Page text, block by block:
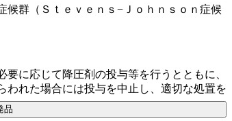
群（Ｓｔｅｖｅｎｓ−Ｊｏｈｎｓｏｎ症候
に応じて降圧剤の投与等を行うとともに、
れた場合には投与を中止し、適切な処置を
品